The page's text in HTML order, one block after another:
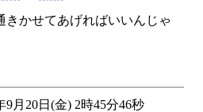
きかせてあげればいいんじゃ
9月20日(金) 2時45分46秒